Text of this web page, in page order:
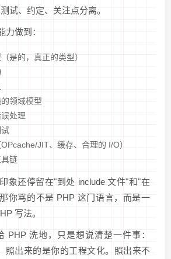
、约定、关注点分离。
力做到：
是的，真正的类型）
领域模型
处理
JIT、缓存、合理的 I/O）
链
象还停留在"到处 include 文件"和"在
你骂的不是 PHP 这门语言，而是一
写法。
PHP 洗地，只是想说清楚一件事：
照出来的是你的工程文化。照出来不